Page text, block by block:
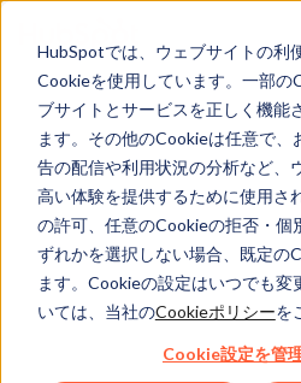
HubSpotでは、ウェブサイトの利
Cookieを使用しています。一部の
ブサイトとサービスを正しく機能
ます。その他のCookieは任意で、
告の配信や利用状況の分析など、
高い体験を提供するために使用さ
の許可、任意のCookieの拒否・個
ずれかを選択しない場合、既定の
ます。Cookieの設定はいつでも変
いては、当社のCookieポリシーを
Cookie設定を管
Service
Service Hubの導入に関する技
HubSpotを活用してカスタマー
役立つヒントを提供いたします
標、お使いのツールに基づき、
イズすることで、お客さまをき